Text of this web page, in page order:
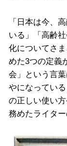
「日本は今、
いる」「高齢
化についてさ
めた3つの定義
会」という言
やになってい
の正しい使い
務めたライタ